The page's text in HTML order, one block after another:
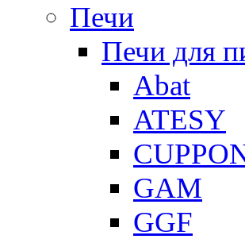
Печи
Печи для
Abat
ATESY
GAM
GGF